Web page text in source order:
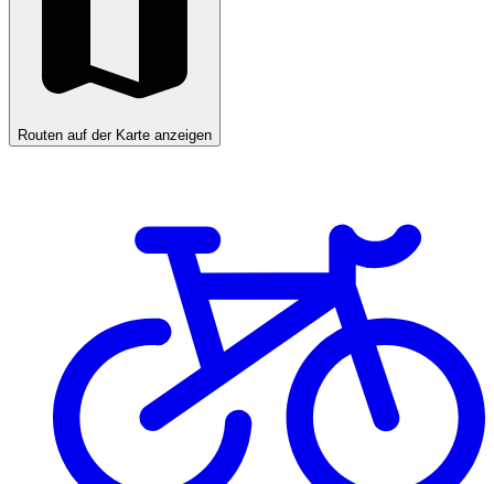
Routen auf der Karte anzeigen